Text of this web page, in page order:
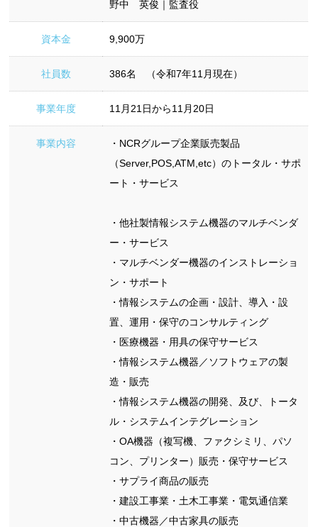
野中 英俊 ｜監査役
資本金 9,900万
社員数 386名 （令和7年11月現在）
事業年度 11月21日から11月20日
事業内容
・NCRグループ企業販売製品
（Server,POS,ATM,etc）のトータル・サポ
ート・サービス
・他社製情報システム機器のマルチベンダ
ー・サービス
・マルチベンダー機器のインストレーショ
ン・サポート
・情報システムの企画・設計、導入・設
置、運用・保守のコンサルティング
・医療機器・用具の保守サービス
・情報システム機器／ソフトウェアの製
造・販売
・情報システム機器の開発、及び、トータ
ル・システムインテグレーション
・OA機器（複写機、ファクシミリ、パソ
コン、プリンター）販売・保守サービス
・サプライ商品の販売
・建設工事業・土木工事業・電気通信業
・中古機器／中古家具の販売